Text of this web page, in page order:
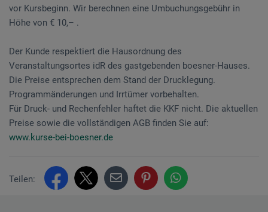
vor Kursbeginn. Wir berechnen eine Umbuchungsgebühr in
Höhe von € 10,– .
Der Kunde respektiert die Hausordnung des
Veranstaltungsortes idR des gastgebenden boesner-Hauses.
Die Preise entsprechen dem Stand der Drucklegung.
Programmänderungen und Irrtümer vorbehalten.
Für Druck- und Rechenfehler haftet die KKF nicht. Die aktuellen
Preise sowie die vollständigen AGB finden Sie auf:
www.kurse-bei-boesner.de
Teilen: